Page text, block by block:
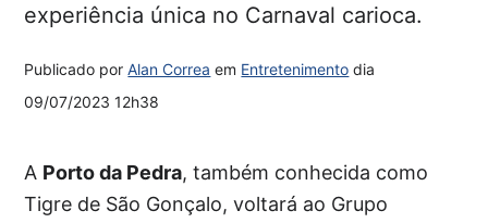
experiência única no Carnaval carioca.
Publicado porAlan Correa em Entretenimento dia
09/07/2023 12h38
A Porto da Pedra, também conhecida como
Tigre de São Gonçalo, voltará ao Grupo